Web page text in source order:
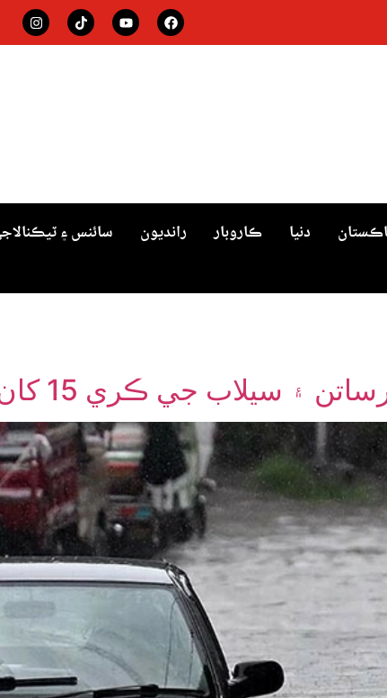
سائنس ۽ رانديون ڪاروبار دنيا
جي ڪري 15 کان وڌيڪ ماڻهو اجل جو شڪار